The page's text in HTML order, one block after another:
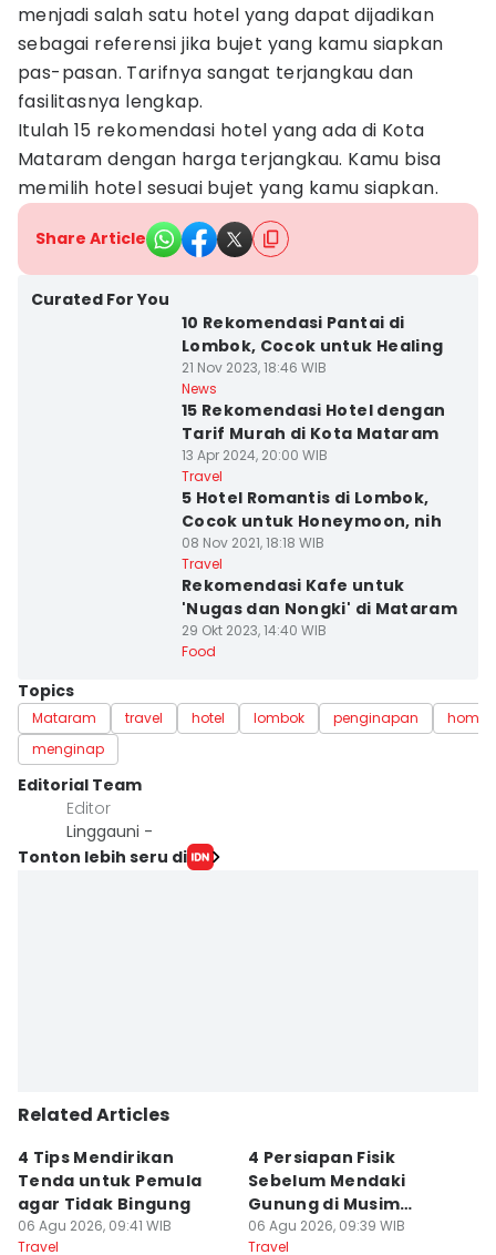
menjadi salah satu hotel yang dapat dijadikan
sebagai referensi jika bujet yang kamu siapkan
pas-pasan. Tarifnya sangat terjangkau dan
fasilitasnya lengkap.
Itulah 15 rekomendasi hotel yang ada di Kota
Mataram dengan harga terjangkau. Kamu bisa
memilih hotel sesuai bujet yang kamu siapkan.
Share Article
Curated For You
10 Rekomendasi Pantai di
Lombok, Cocok untuk Healing
21 Nov 2023, 18:46 WIB
News
15 Rekomendasi Hotel dengan
Tarif Murah di Kota Mataram
13 Apr 2024, 20:00 WIB
Travel
5 Hotel Romantis di Lombok,
Cocok untuk Honeymoon, nih
08 Nov 2021, 18:18 WIB
Travel
Rekomendasi Kafe untuk
'Nugas dan Nongki' di Mataram
29 Okt 2023, 14:40 WIB
Food
Topics
Mataram travel hotel lombok penginapan
menginap
Editorial Team
Editor
Linggauni -
Tonton lebih seru di
Related Articles
4 Tips Mendirikan
Tenda untuk Pemula
agar Tidak Bingung
06 Agu 2026, 09:41 WIB
Travel
4 Persiapan Fisik
Sebelum Mendaki
Gunung di Musim
Kemarau
06 Agu 2026, 09:39 WIB
Travel